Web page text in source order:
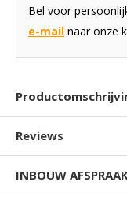
Bel voor
e-mail naar onze
Reviews
INBOUW